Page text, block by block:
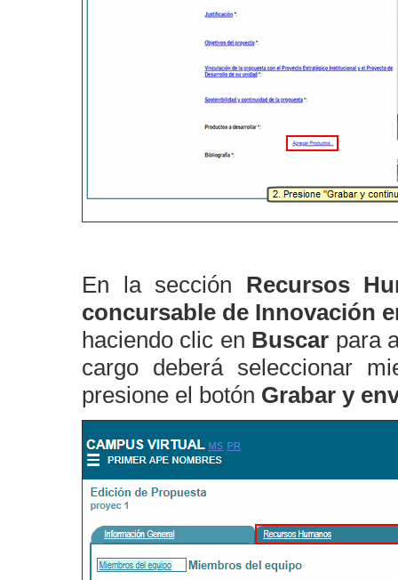
En la sección Recursos
concursable de Innovación
haciendo clic en Buscar para
cargo deberá seleccionar
presione el botón Grabar y